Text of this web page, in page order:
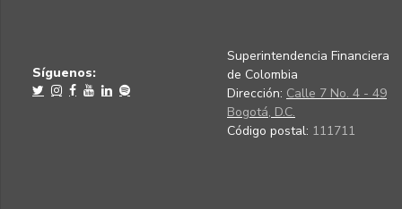
Síguenos:
Superintendencia Financiera
de Colombia
Dirección: Calle 7 No. 4 - 49
Bogotá, D.C.
Código postal: 111711